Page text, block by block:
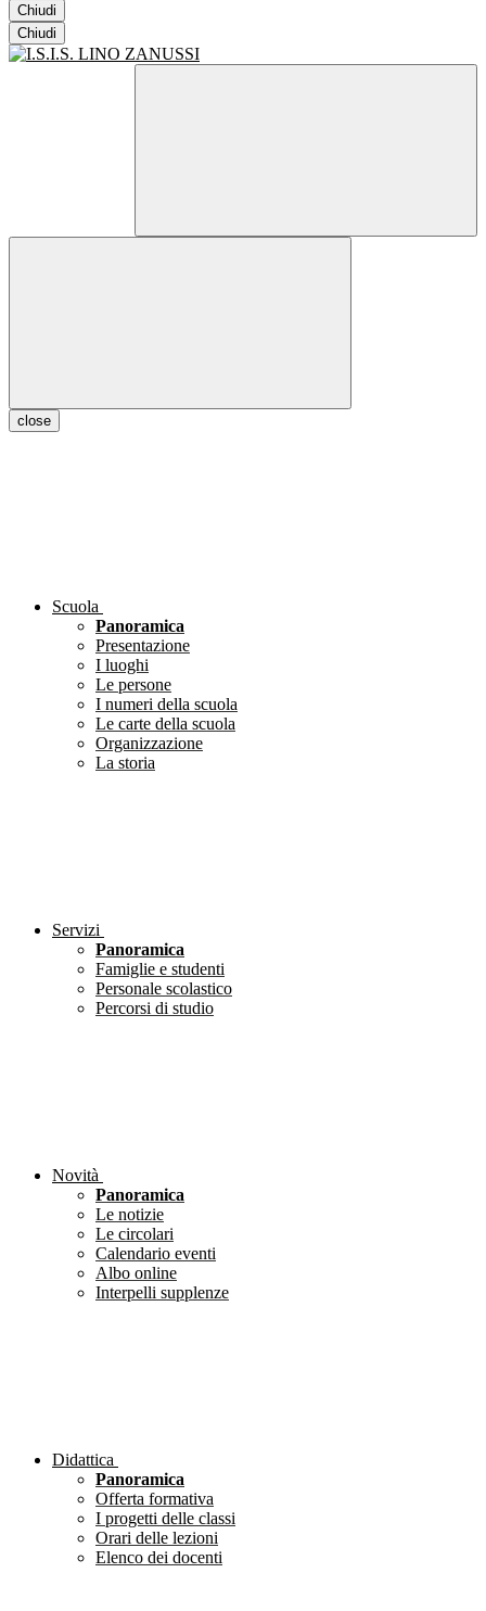
Chiudi
Chiudi
close
Scuola
Panoramica
Presentazione
I luoghi
Le persone
I numeri della scuola
Le carte della scuola
Organizzazione
La storia
Servizi
Panoramica
Famiglie e studenti
Personale scolastico
Percorsi di studio
Novità
Panoramica
Le notizie
Le circolari
Calendario eventi
Albo online
Interpelli supplenze
Didattica
Panoramica
Offerta formativa
I progetti delle classi
Orari delle lezioni
Elenco dei docenti